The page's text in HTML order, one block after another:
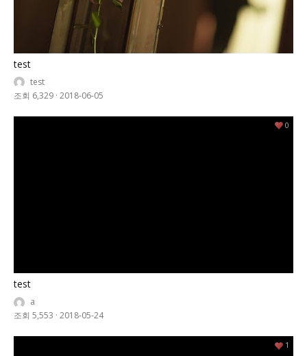
test
test
조회 6,329 · 2018-06-05
test
a
조회 5,553 · 2018-05-24
0
1